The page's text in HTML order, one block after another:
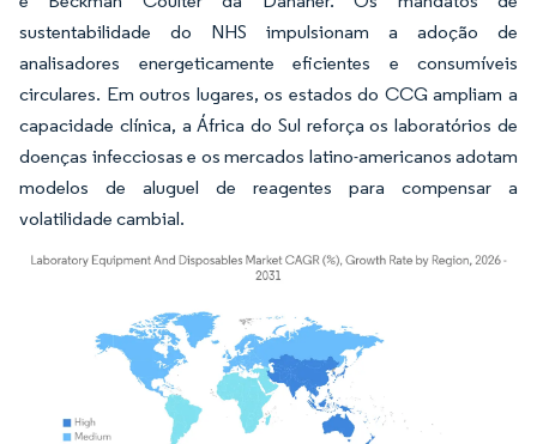
sustentabilidade do NHS impulsionam a adoção de
analisadores energeticamente eficientes e consumíveis
circulares. Em outros lugares, os estados do CCG ampliam a
capacidade clínica, a África do Sul reforça os laboratórios de
doenças infecciosas e os mercados latino-americanos adotam
modelos de aluguel de reagentes para compensar a
volatilidade cambial.